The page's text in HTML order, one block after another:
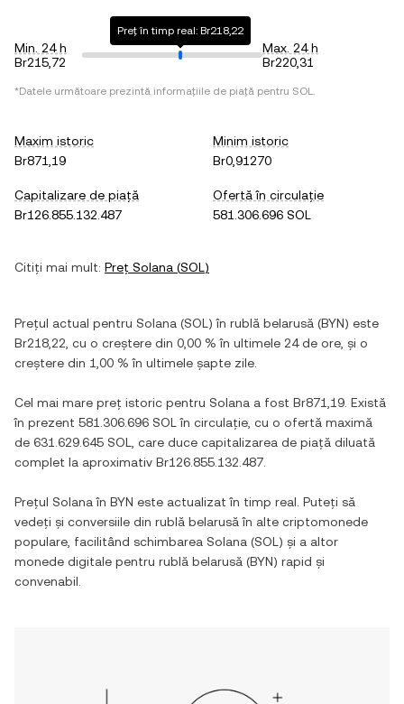
Min. 24 h
Br215,72
Preț în timp real: Br218,22
Max. 24 h
Br220,31
*Datele următoare prezintă informațiile de piață pentru SOL.
Maxim istoric
Br871,19
Minim istoric
Br0,91270
Capitalizare de piață
Br126.855.132.487
Ofertă în circulație
581.306.696 SOL
Citiți mai mult: Preț Solana (SOL)
Prețul actual pentru Solana (SOL ) în rublă belarusă (BYN) este
Br218,22 , cu o creștere din 0,00 % în ultimele 24 de ore, și o
creștere din 1,00 % în ultimele șapte zile.
Cel mai mare preț istoric pentru Solana a fost Br871,19 . Există
în prezent 581.306.696 SOL în circulație, cu o ofertă maximă
de 631.629.645 SOL
, care duce capitalizarea de piață diluată
complet la aproximativ Br126.855.132.487
Prețul Solana în BYN este actualizat în timp real. Puteți să
vedeți și conversiile din rublă belarusă în alte criptomonede
populare, facilitând schimbarea Solana (SOL ) și a altor
monede digitale pentru rublă belarusă (BYN) rapid și
convenabil.